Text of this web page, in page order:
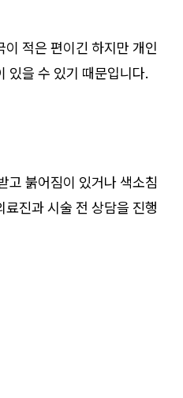
적은 편이긴 하지만 개인
있을 수 있기 때문입니다.
고 붉어짐이 있거나 색소침
진과 시술 전 상담을 진행